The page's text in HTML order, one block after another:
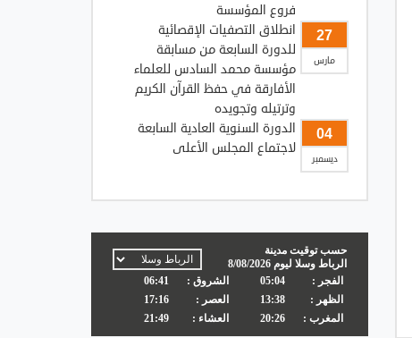
فروع المؤسسة
27
مارس
انطلاق التصفيات الإقصائية
للدورة السابعة من مسابقة
مؤسسة محمد السادس للعلماء
الأفارقة في حفظ القرآن الكريم
وترتيله وتجويده
04
ديسمبر
الدورة السنوية العادية السابعة
لاجتماع المجلس الأعلى